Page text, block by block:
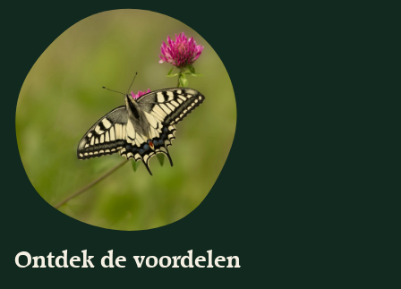
Ontdek de voordelen